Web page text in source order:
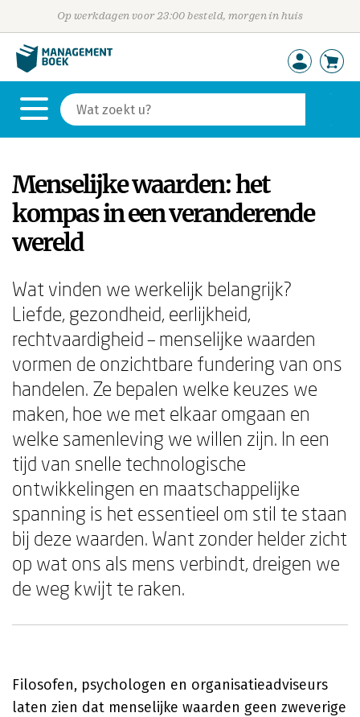
Op werkdagen voor 23:00 besteld, morgen in huis
Menselijke waarden: het
kompas in een veranderende
wereld
Wat vinden we werkelijk belangrijk?
Liefde, gezondheid, eerlijkheid,
rechtvaardigheid – menselijke waarden
vormen de onzichtbare fundering van ons
handelen. Ze bepalen welke keuzes we
maken, hoe we met elkaar omgaan en
welke samenleving we willen zijn. In een
tijd van snelle technologische
ontwikkelingen en maatschappelijke
spanning is het essentieel om stil te staan
bij deze waarden. Want zonder helder zicht
op wat ons als mens verbindt, dreigen we
de weg kwijt te raken.
Filosofen, psychologen en organisatieadviseurs
laten zien dat menselijke waarden geen zweverige